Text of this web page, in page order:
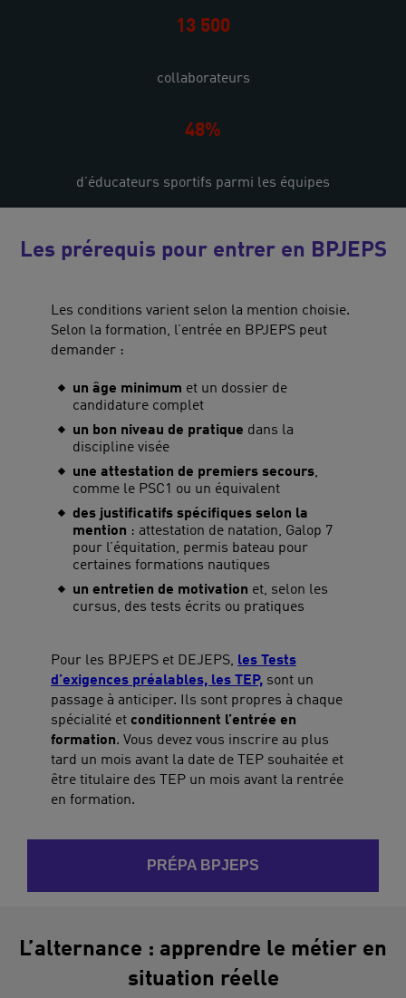
13 500
collaborateurs
48%
d’éducateurs sportifs parmi les équipes
Les prérequis pour entrer en BPJEPS
Les conditions varient selon la mention choisie.
Selon la formation, l’entrée en BPJEPS peut
demander :
un âge minimum et un dossier de
candidature complet
un bon niveau de pratique dans la
discipline visée
une attestation de premiers secours,
comme le PSC1 ou un équivalent
des justificatifs spécifiques selon la
mention : attestation de natation, Galop 7
pour l’équitation, permis bateau pour
certaines formations nautiques
un entretien de motivation et, selon les
cursus, des tests écrits ou pratiques
Pour les BPJEPS et DEJEPS, les Tests
d’exigences préalables, les TEP, sont un
passage à anticiper. Ils sont propres à chaque
spécialité et conditionnent l’entrée en
formation. Vous devez vous inscrire au plus
tard un mois avant la date de TEP souhaitée et
être titulaire des TEP un mois avant la rentrée
en formation.
PRÉPA BPJEPS
L’alternance : apprendre le métier en
situation réelle